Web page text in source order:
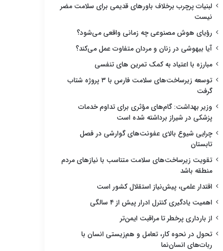
لبنیات پرچرب برخلاف باورهای قدیمی برای سلامت مضر
نیست
رؤیای هوش مصنوعی چه زمانی واقعی می‌شود؟
آیا بیهوشی در زنان و مردان متفاوت عمل می‌کند؟
مبارزه با اعتیاد به کمک تمرین های تنفسی
توسعه زیرساخت‌های سلامت فارس با ۳ پروژه شتاب
گرفت
وزیر بهداشت: گام‌های مؤثری برای تداوم خدمات
پزشکی در شیراز برداشته شده است
چرایی شیوع بالای عفونت‌های گوارشی در فصل
تابستان
تقویت زیرساخت‌های سلامت متناسب با نیازهای مردم
منطقه باشد
اقتدار علمی، پیش‌نیاز استقلال کشور است
اهمیت یادگیری کنترل ادرار پیش از ۴ سالگی
از بارداری پرخطر تا مراقبت ایمن‌تر
تحول در نحوه کار، تعامل و هم‌زیستی انسان با
ربات‌های انسان‌نما